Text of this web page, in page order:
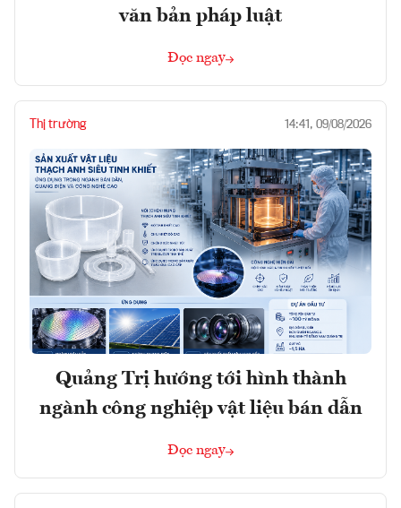
văn bản pháp luật
Đọc ngay
Thị trường 14:41, 09/08/2026
Quảng Trị hướng tới hình thành
ngành công nghiệp vật liệu bán dẫn
Đọc ngay